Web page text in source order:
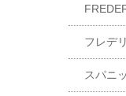
フレデ
スパニ